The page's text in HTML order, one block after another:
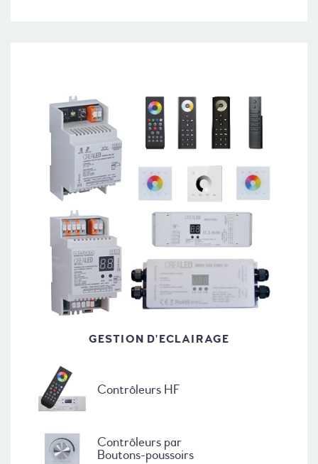
GESTION D'ECLAIRAGE
Contrôleurs HF
Contrôleurs par
Boutons-poussoirs